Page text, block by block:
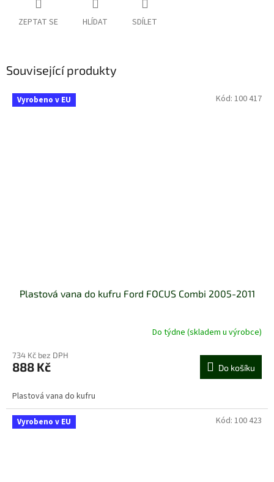
ZEPTAT SE HLÍDAT SDÍLET
Související produkty
Vyrobeno v EU
Plastová vana do kufru Ford FOCUS Combi 2005-2011
Do týdne (skladem u výrobce)
734 Kč bez DPH
888 Kč Do košíku
Plastová vana do kufru
Kód: 100 417
Vyrobeno v EU Kód: 100 423